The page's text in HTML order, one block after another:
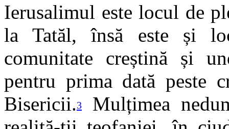
Ierusalimul este locul de
la Tatăl, însă este și
comunitate creștină și
pentru prima dată peste
Bisericii.3
Mulțimea